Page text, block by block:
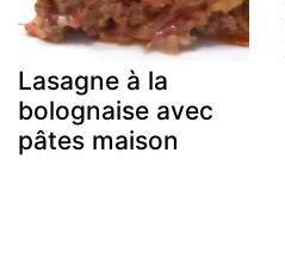
Lasagne à la
bolognaise avec
pâtes maison